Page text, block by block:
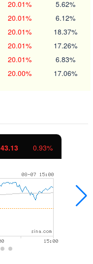
20.01% 5.62%
20.01% 6.12%
20.01% 18.37%
20.01% 17.26%
20.01% 6.83%
20.00% 17.06%
43.13 0.93%